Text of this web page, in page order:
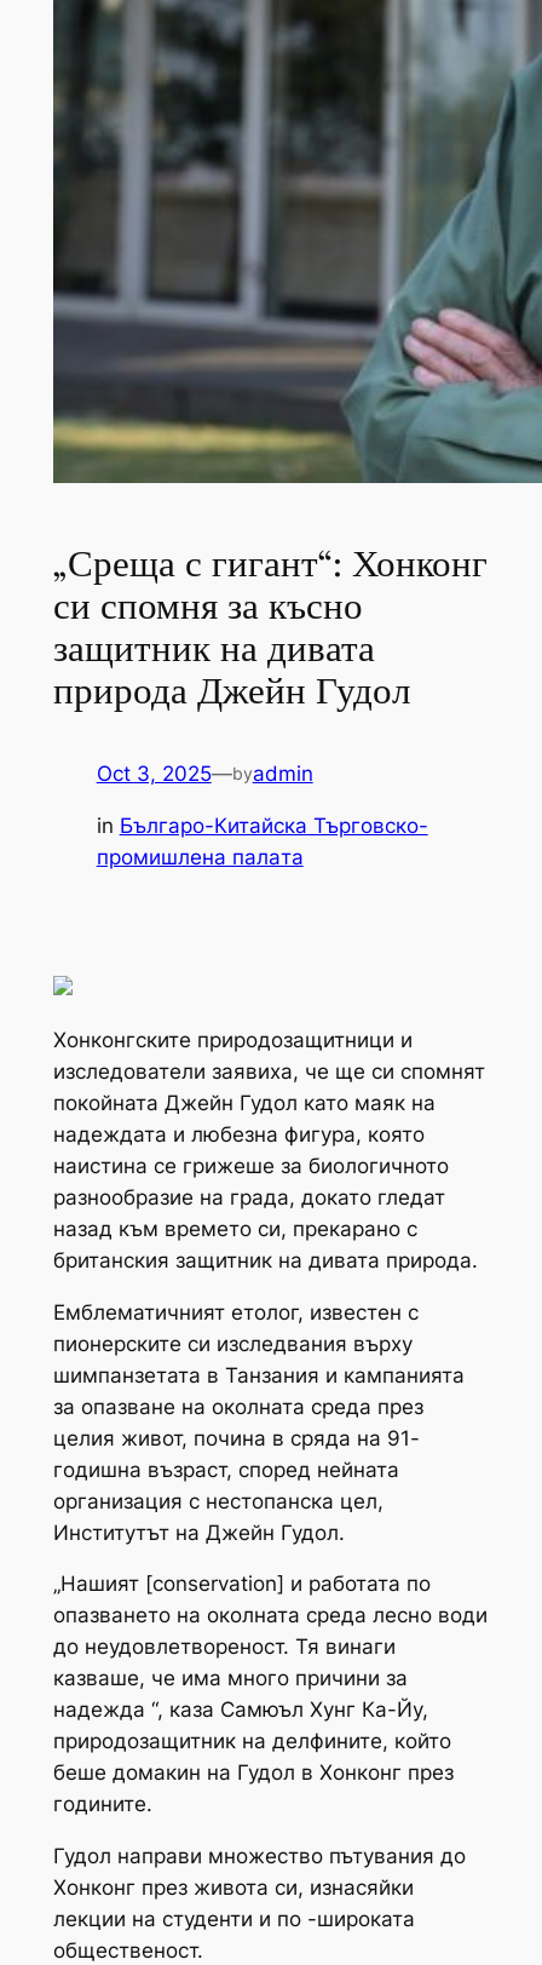
„Среща с гигант“: Хонконг
си спомня за късно
защитник на дивата
природа Джейн Гудол
Oct 3, 2025—byadmin
in Българо-Китайска Търговско-
промишлена палaта
Хонконгските природозащитници и
изследователи заявиха, че ще си спомнят
покойната Джейн Гудол като маяк на
надеждата и любезна фигура, която
наистина се грижеше за биологичното
разнообразие на града, докато гледат
назад към времето си, прекарано с
британския защитник на дивата природа.
Емблематичният етолог, известен с
пионерските си изследвания върху
шимпанзетата в Танзания и кампанията
за опазване на околната среда през
целия живот, почина в сряда на 91-
годишна възраст, според нейната
организация с нестопанска цел,
Институтът на Джейн Гудол.
„Нашият [conservation] и работата по
опазването на околната среда лесно води
до неудовлетвореност. Тя винаги
казваше, че има много причини за
надежда “, каза Самюъл Хунг Ка-Йу,
природозащитник на делфините, който
беше домакин на Гудол в Хонконг през
годините.
Гудол направи множество пътувания до
Хонконг през живота си, изнасяйки
лекции на студенти и по -широката
общественост.